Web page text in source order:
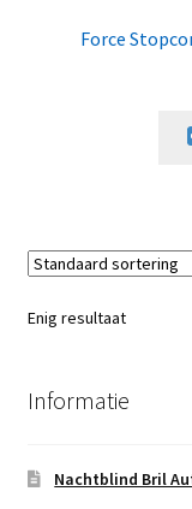
Force
Enig resultaat
Informatie
Nachtblind Bril